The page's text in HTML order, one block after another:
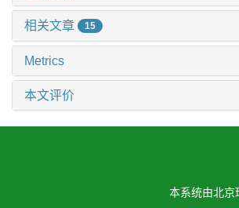
相关文章 15
Metrics
本文评价
本系统由北京